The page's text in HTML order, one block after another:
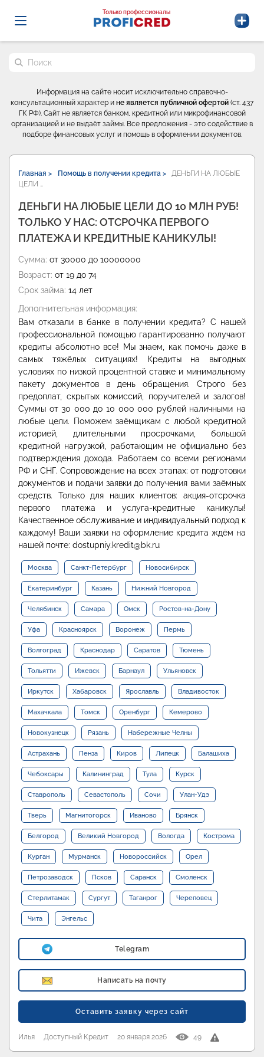
Probrokery - Только профессионалы
Только профессионалы
Поиск по сайту
Информация на сайте носит исключительно справочно-
консультационный характер и не является публичной офертой (ст. 437
ГК РФ). Сайт не является банком, кредитной или микрофинансовой
организацией и не выдаёт займы. Все предложения - это содействие в
подборе финансовых услуг и помощь в оформлении документов.
Главная > Помощь в получении кредита >
ДЕНЬГИ НА ЛЮБЫЕ
ЦЕЛИ …
ДЕНЬГИ НА ЛЮБЫЕ ЦЕЛИ ДО 10 МЛН РУБ!
ТОЛЬКО У НАС: ОТСРОЧКА ПЕРВОГО
ПЛАТЕЖА И КРЕДИТНЫЕ КАНИКУЛЫ!
Сумма: от 30000 до 10000000
Возраст: от 19 до 74
Срок займа: 14 лет
Дополнительная информация:
Вам отказали в банке в получении кредита? С нашей
профессиональной помощью гарантированно получают
кредиты абсолютно все! Мы знаем, как помочь даже в
самых тяжёлых ситуациях! Кредиты на выгодных
условиях по низкой процентной ставке и минимальному
пакету документов в день обращения. Строго без
предоплат, скрытых комиссий, поручителей и залогов!
Суммы от 30 000 до 10 000 000 рублей наличными на
любые цели. Поможем заёмщикам с любой кредитной
историей, длительными просрочками, большой
кредитной нагрузкой, работающим не официально без
подтверждения дохода. Работаем со всеми регионами
РФ и СНГ. Сопровождение на всех этапах: от подготовки
документов и подачи заявки до получения вами заёмных
средств. Только для наших клиентов: акция-отсрочка
первого платежа и услуга-кредитные каникулы!
Качественное обслуживание и индивидуальный подход к
каждому! Ваши заявки на оформление кредита ждём на
нашей почте: dostupniy.kredit@bk.ru
Москва Санкт-Петербург Новосибирск
Екатеринбург Казань Нижний Новгород
Челябинск Самара Омск Ростов-на-Дону
Уфа Красноярск Воронеж Пермь
Волгоград Краснодар Саратов Тюмень
Тольятти Ижевск Барнаул Ульяновск
Иркутск Хабаровск Ярославль Владивосток
Махачкала Томск Оренбург Кемерово
Новокузнецк Рязань Набережные Челны
Астрахань Пенза Киров Липецк Балашиха
Чебоксары Калининград Тула Курск
Ставрополь Севастополь Сочи Улан-Удэ
Тверь Магнитогорск Иваново Брянск
Белгород Великий Новгород Вологда Кострома
Курган Мурманск Новороссийск Орел
Петрозаводск Псков Саранск Смоленск
Стерлитамак Сургут Таганрог Череповец
Чита Энгельс
Telegram
Написать на почту
Оставить заявку через сайт
Илья Доступный Кредит 20 января 2026 49